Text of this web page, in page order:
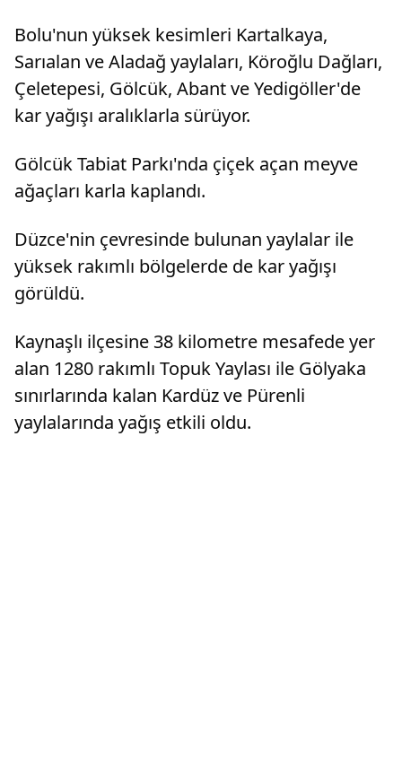
Bolu'nun yüksek kesimleri Kartalkaya,
Sarıalan ve Aladağ yaylaları, Köroğlu Dağları,
Çeletepesi, Gölcük, Abant ve Yedigöller'de
kar yağışı aralıklarla sürüyor.
Gölcük Tabiat Parkı'nda çiçek açan meyve
ağaçları karla kaplandı.
Düzce'nin çevresinde bulunan yaylalar ile
yüksek rakımlı bölgelerde de kar yağışı
görüldü.
Kaynaşlı ilçesine 38 kilometre mesafede yer
alan 1280 rakımlı Topuk Yaylası ile Gölyaka
sınırlarında kalan Kardüz ve Pürenli
yaylalarında yağış etkili oldu.